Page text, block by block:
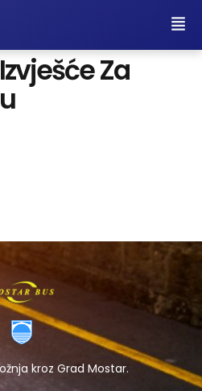
Za
kroz Grad Mostar.